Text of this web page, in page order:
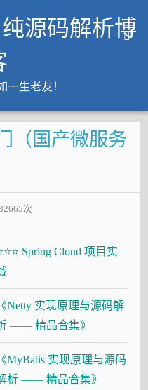
源码解析博
一生老友！
（国产微服务
次
Spring Cloud 项目实
《Netty 实现原理与源码解
—— 精品合集》
《MyBatis 实现原理与源码
析 —— 精品合集》